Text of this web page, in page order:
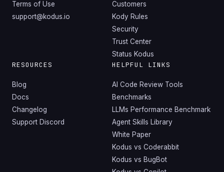
Terms of Use
support@kodus.io
Customers
Kody Rules
Security
Trust Center
Status Kodus
RESOURCES
Blog
Docs
Changelog
Support Discord
HELPFUL LINKS
AI Code Review Tools
Benchmarks
LLMs Performance Benchmark
Agent Skills Library
White Paper
Kodus vs Coderabbit
Kodus vs BugBot